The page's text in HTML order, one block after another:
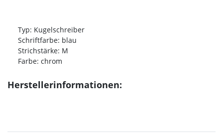
Typ: Kugelschreiber
Schriftfarbe: blau
Strichstärke: M
Farbe: chrom
Herstellerinformationen: